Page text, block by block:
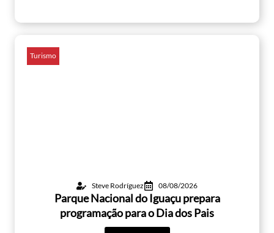
Turismo
Steve Rodríguez 08/08/2026
Parque Nacional do Iguaçu prepara
programação para o Dia dos Pais